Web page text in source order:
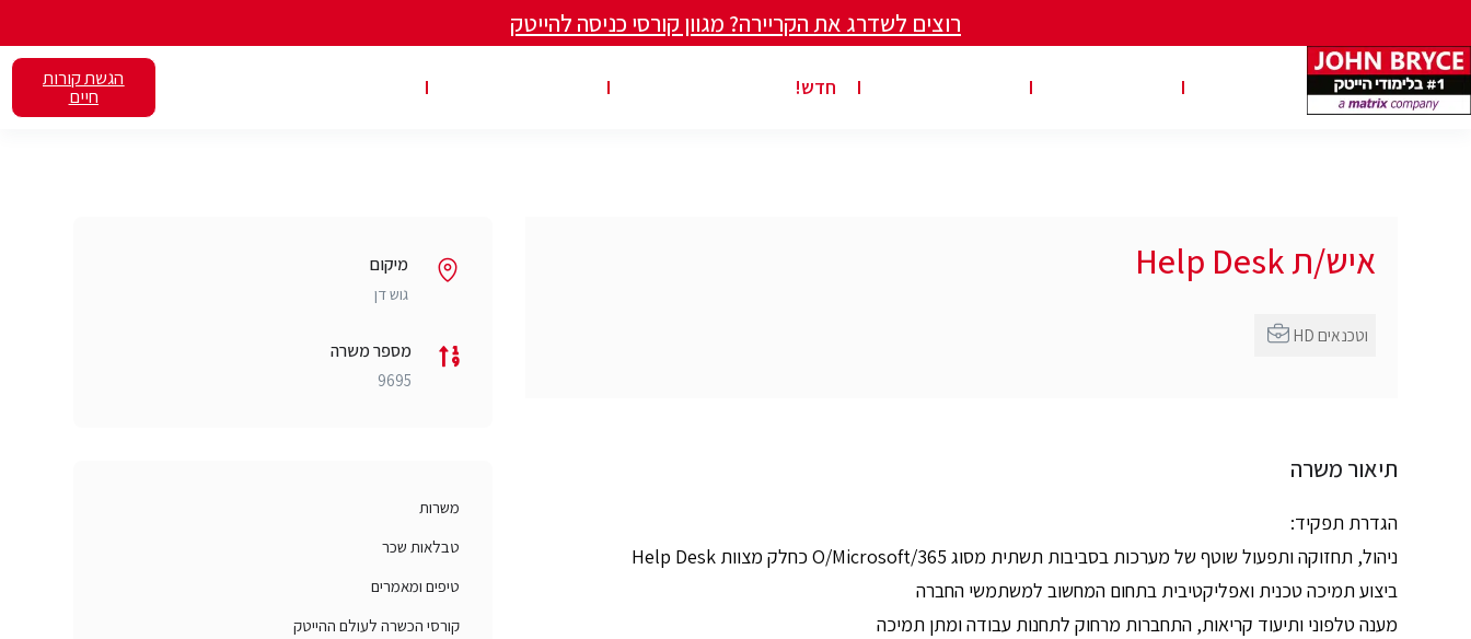
רוצים לשדרג את הקריירה? מגוון קורסי כניסה להייטק
חדש! הגשת קורות
חיים
איש/ת Help Desk
תיאור משרה
הגדרת תפקיד:
ניהול, תחזוקה ותפעול שוטף של מערכות בסביבות תשתית מסוג 365/O/Microsoft כחלק מצוות Help Desk
ביצוע תמיכה טכנית ואפליקטיבית בתחום המחשוב למשתמשי החברה
מענה טלפוני ותיעוד קריאות, התחברות מרחוק לתחנות עבודה ומתן תמיכה
מיקום
גוש דן
מספר משרה
9695
משרות
טבלאות שכר
טיפים ומאמרים
קורסי הכשרה לעולם ההייטק